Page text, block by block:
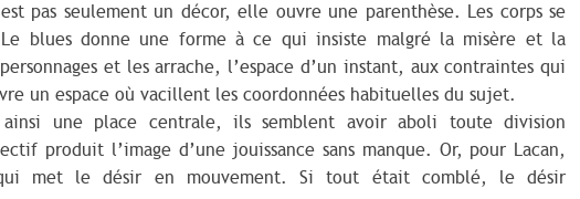
pas seulement un décor, elle ouvre une parenthèse. Les corps se
blues donne une forme à ce qui insiste malgré la misère et la
et les arrache, l’espace d’un instant, aux contraintes qui
un espace où vacillent les coordonnées habituelles du sujet.
ainsi une place centrale, ils semblent avoir aboli toute division
produit l’image d’une jouissance sans manque. Or, pour Lacan,
met le désir en mouvement. Si tout était comblé, le désir